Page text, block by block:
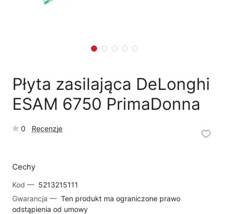
Płyta zasilająca DeLonghi
ESAM 6750 PrimaDonna
0 Recenzje
Cechy
Kod — 5213215111
Gwarancja — Ten produkt ma ograniczone prawo
odstąpienia od umowy